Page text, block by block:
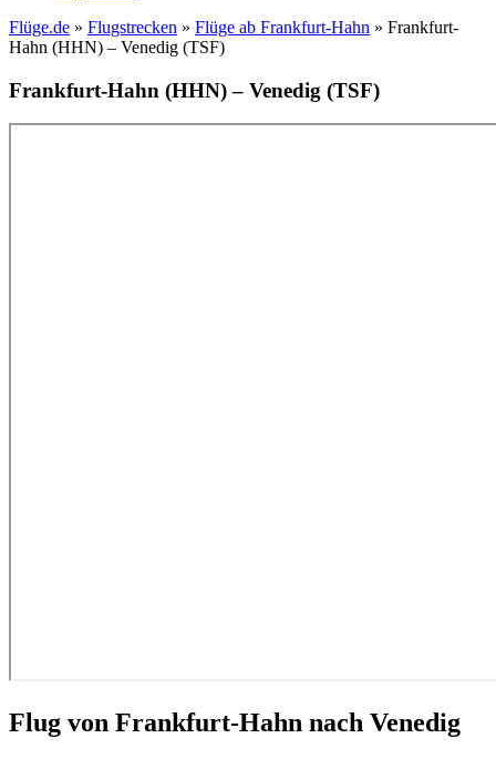
Flüge.de » Flugstrecken » Flüge ab Frankfurt-Hahn » Frankfurt-
Hahn (HHN) – Venedig (TSF)
Frankfurt-Hahn (HHN) – Venedig (TSF)
Flug von Frankfurt-Hahn nach Venedig